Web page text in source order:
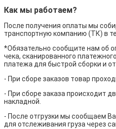
Как мы работаем?
После получения оплаты мы
транспортную компанию (ТК) в
*Обязательно сообщите нам об
чека, сканированного
платежа для быстрой сборки и
- При сборе заказов товар
- При сборе заказа происходит
накладной.
- После отгрузки мы сообщаем
для отслеживания груза через